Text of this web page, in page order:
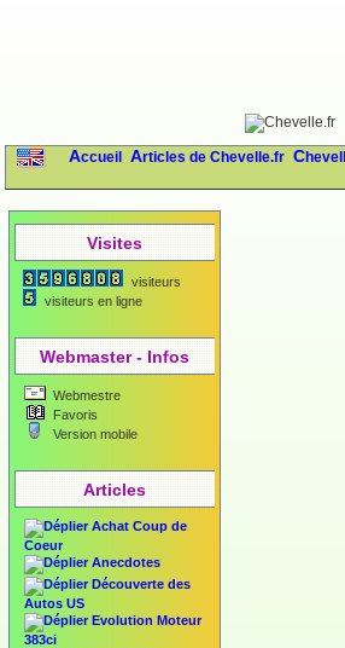
Accueil Articles de Chevelle.fr
Visites
visiteurs
visiteurs en ligne
Webmaster - Infos
Webmestre
Favoris
Version mobile
Articles
Achat Coup de
Coeur
Anecdotes
Découverte des
Autos US
Evolution Moteur
383ci